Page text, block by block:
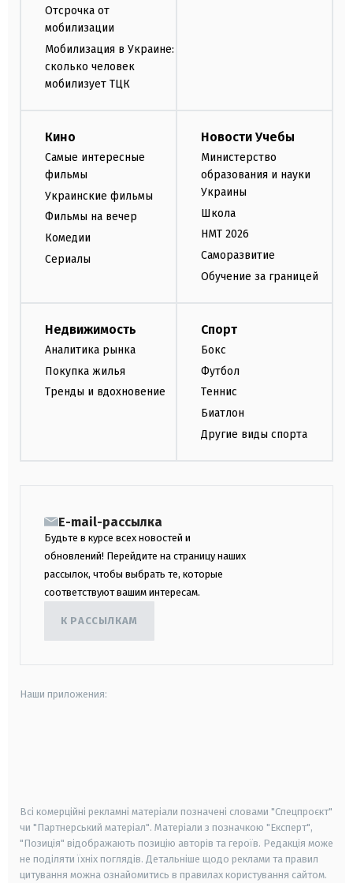
Отсрочка от
мобилизации
Мобилизация в Украине:
сколько человек
мобилизует ТЦК
Кино
Самые интересные
фильмы
Украинские фильмы
Фильмы на вечер
Комедии
Сериалы
Новости Учебы
Министерство
образования и науки
Украины
Школа
НМТ 2026
Саморазвитие
Обучение за границей
Недвижимость
Аналитика рынка
Покупка жилья
Тренды и вдохновение
Спорт
Бокс
Футбол
Теннис
Биатлон
Другие виды спорта
E-mail-рассылка
Будьте в курсе всех новостей и
обновлений! Перейдите на страницу наших
рассылок, чтобы выбрать те, которые
соответствуют вашим интересам.
К РАССЫЛКАМ
Наши приложения:
Всі комерційні рекламні матеріали позначені словами "Спецпроєкт"
чи "Партнерський матеріал". Матеріали з позначкою "Експерт",
"Позиція" відображають позицію авторів та героїв. Редакція може
не поділяти їхніх поглядів. Детальніше щодо реклами та правил
цитування можна ознайомитись в правилах користування сайтом.